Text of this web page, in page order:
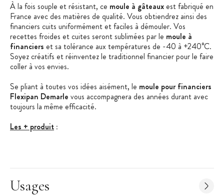
À la fois souple et résistant, ce moule à gâteaux est fabriqué en
France avec des matières de qualité. Vous obtiendrez ainsi des
financiers cuits uniformément et faciles à démouler. Vos
recettes froides et cuites seront sublimées par le moule à
financiers et sa tolérance aux températures de -40 à +240°C.
Soyez créatifs et réinventez le traditionnel financier pour le faire
coller à vos envies.
Se pliant à toutes vos idées aisément, le moule pour financiers
Flexipan Demarle vous accompagnera des années durant avec
toujours la même efficacité.
Les + produit :
Grande durée de vie : 3 000 utilisations
Usages